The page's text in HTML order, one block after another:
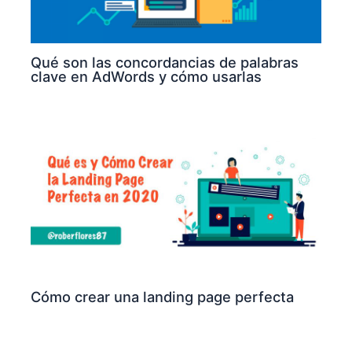
Qué son las concordancias de palabras
clave en AdWords y cómo usarlas
Cómo crear una landing page perfecta